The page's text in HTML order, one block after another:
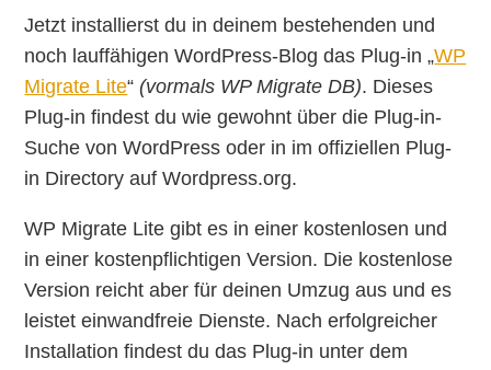
Jetzt installierst du in deinem bestehenden und
noch lauffähigen WordPress-Blog das Plug-in „WP
Migrate Lite“(vormals WP Migrate DB). Dieses
Plug-in findest du wie gewohnt über die Plug-in-
Suche von WordPress oder in im offiziellen Plug-
in Directory auf Wordpress.org.
WP Migrate Lite gibt es in einer kostenlosen und
in einer kostenpflichtigen Version. Die kostenlose
Version reicht aber für deinen Umzug aus und es
leistet einwandfreie Dienste. Nach erfolgreicher
Installation findest du das Plug-in unter dem